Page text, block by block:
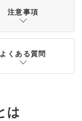
注意事項
よくある質問
は